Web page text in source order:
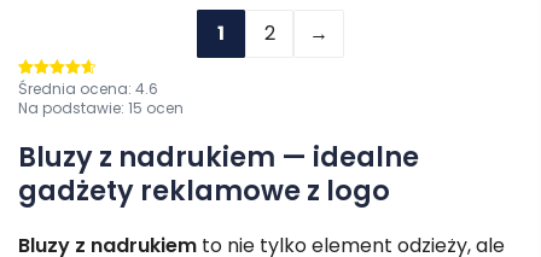
1 2 →
Oceniono
4.6na 5
Średnia ocena: 4.6
Na podstawie: 15 ocen
Bluzy z nadrukiem — idealne
gadżety reklamowe z logo
Bluzy z nadrukiem to nie tylko element odzieży, ale